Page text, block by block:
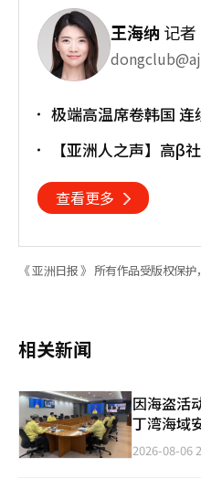
王海纳 记者
极端高温席卷韩国
【亚洲人之声】高β
查看更多
《 亚洲日报 》 所有作品受版权保
相关新闻
因海盗活
丁湾海域
2026-08-06